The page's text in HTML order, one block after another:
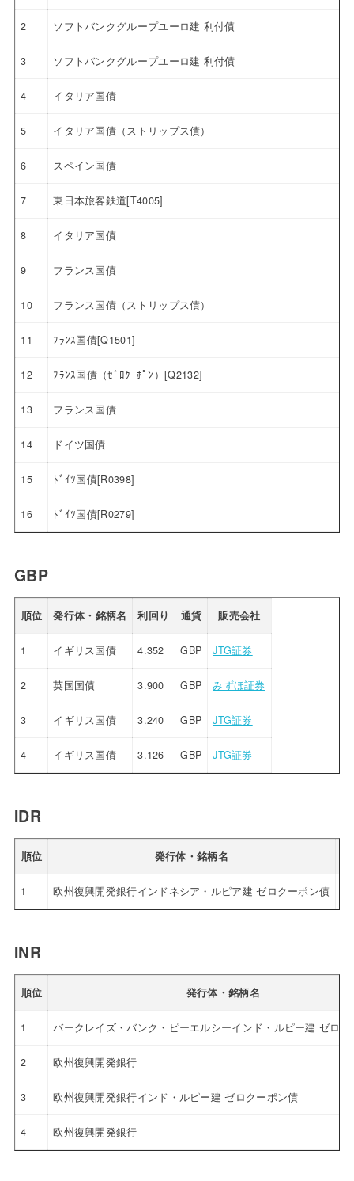
2 ソフトバンクグループユーロ建 利付債
3 ソフトバンクグループユーロ建 利付債
4 イタリア国債
5 イタリア国債（ストリップス債）
6 スペイン国債
7 東日本旅客鉄道[T4005]
8 イタリア国債
9 フランス国債
10 フランス国債（ストリップス債）
11 ﾌﾗﾝｽ国債[Q1501]
12 ﾌﾗﾝｽ国債（ｾﾞﾛｸｰﾎﾟﾝ）[Q2132]
13 フランス国債
14 ドイツ国債
15 ﾄﾞｲﾂ国債[R0398]
16 ﾄﾞｲﾂ国債[R0279]
GBP
順位 発行体・銘柄名 利回り 通貨 販売会社
1 イギリス国債 4.352 GBP JTG証券
2 英国国債 3.900 GBP みずほ証券
3 イギリス国債 3.240 GBP JTG証券
4 イギリス国債 3.126 GBP JTG証券
IDR
順位 発行体・銘柄名
1 欧州復興開発銀行インドネシア・ルピア建 ゼロクーポン債
INR
順位 発行体・銘柄名
1 バークレイズ・バンク・ピーエルシーインド・ルピー建 ゼロク
2 欧州復興開発銀行
3 欧州復興開発銀行インド・ルピー建 ゼロクーポン債
4 欧州復興開発銀行